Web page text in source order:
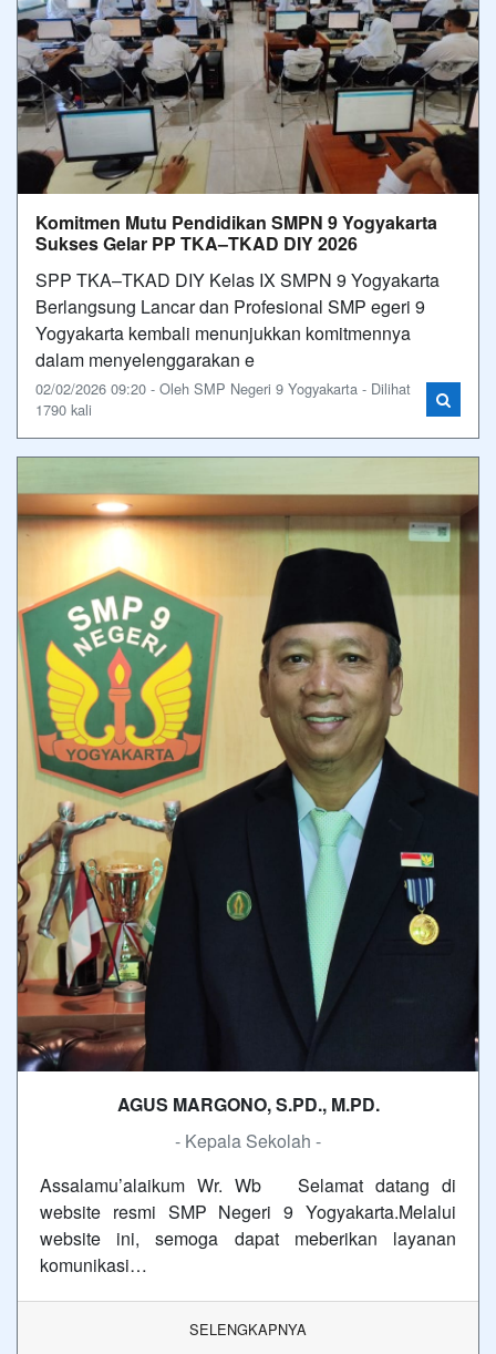
Komitmen Mutu Pendidikan SMPN 9 Yogyakarta
Sukses Gelar PP TKA–TKAD DIY 2026
SPP TKA–TKAD DIY Kelas IX SMPN 9 Yogyakarta
Berlangsung Lancar dan Profesional SMP egeri 9
Yogyakarta kembali menunjukkan komitmennya
dalam menyelenggarakan e
02/02/2026 09:20 - Oleh SMP Negeri 9 Yogyakarta - Dilihat
1790 kali
AGUS MARGONO, S.PD., M.PD.
- Kepala Sekolah -
Assalamu’alaikum Wr. Wb Selamat datang di
website resmi SMP Negeri 9 Yogyakarta.Melalui
website ini, semoga dapat meberikan layanan
komunikasi…
SELENGKAPNYA